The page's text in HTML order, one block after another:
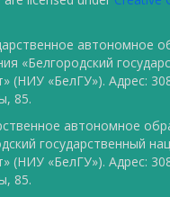
автономное
«Белгородский
(НИУ «БелГУ»). Адрес:
85.
автономное
государственный
(НИУ «БелГУ»). Адрес:
85.